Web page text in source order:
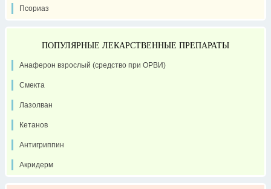
Псориаз
ПОПУЛЯРНЫЕ ЛЕКАРСТВЕННЫЕ ПРЕПАРАТЫ
Анаферон взрослый (средство при ОРВИ)
Смекта
Лазолван
Кетанов
Антигриппин
Акридерм